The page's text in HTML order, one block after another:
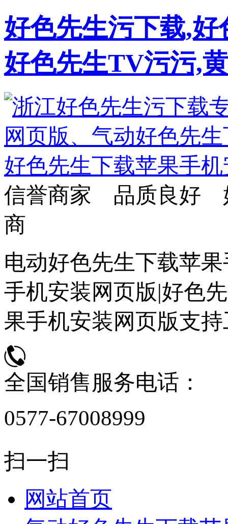
好色先生污下载,
好色先生TV污污,
信誉商家 品质良好
商
电动好色先生下载苹
手机安装网页版|好色
果手机安装网页版支
全国销售服务电话：
0577-67008999
扫一扫
网站首页